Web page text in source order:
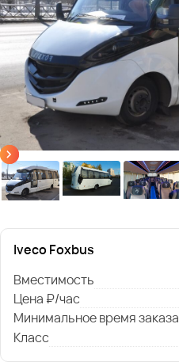
Iveco Foxbus
Вместимость
Цена ₽/час
Минимальное время заказа
Класс